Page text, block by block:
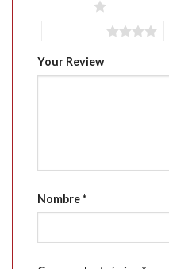
Your Review
Nombre*